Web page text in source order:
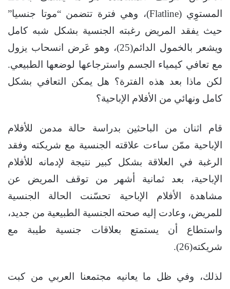
المستوِي (Flatline)، وهي فترة تتضمن “موتا جنسيا”
حيث يفقد المريض رغبته الجنسية بشكل شبه كامل
ويشعر بالخمول الدائم(25)، وهو عَرض انسحاب يزول
مع تعافي كيمياء الجسم واسترجاعها لوضعها الطبيعي.
لكن ماذا بعد هذه الفترة؟ هل يمكن التعافي بشكل
كامل ونهائي من الأفلام الإباحية؟
قام اثنان من الباحثين بدراسة حالة مدمن للأفلام
الإباحية ممّن ساءت علاقته الجنسية مع شريكته وفقد
الرغبة في العلاقة بشكل كبير نتيجة لإدمانه للأفلام
الإباحية، بعد ثمانية أشهر من توقف المريض عن
مشاهدة الأفلام الإباحية تحسّنت الحالة الجنسية
للمريض، وعادت إليه صحته الجنسية الطبيعية من جديد،
واستطاع أن يستمتع بعلاقات جنسية طيبة مع
شريكته(26).
لذلك، وفي ظل ما يعانيه مجتمعنا العربي من كبت